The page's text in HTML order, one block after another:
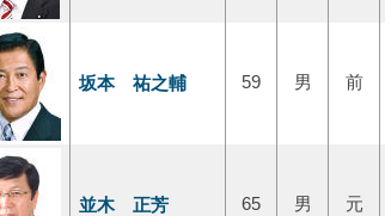
坂本 祐之輔 59 男 前
並木 正芳 65 男 元